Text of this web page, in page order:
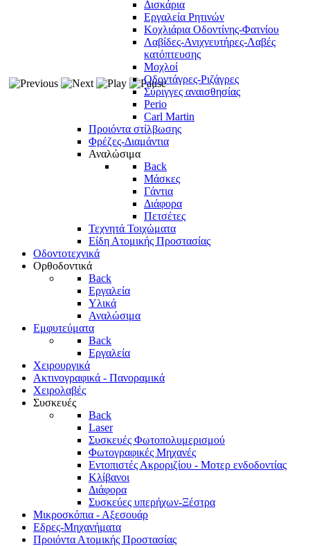
Δισκάρια
Εργαλεία Ρητινών
Κοχλιάρια Οδοντίνης-Φατνίου
Λαβίδες-Ανιχνευτήρες-Λαβές
κατόπτευσης
Μοχλοί
Οδοντάγρες-Ριζάγρες
Σύριγγες αναισθησίας
Perio
Carl Martin
Προιόντα στίλβωσης
Φρέζες-Διαμάντια
Αναλώσιμα
Back
Mάσκες
Γάντια
Διάφορα
Πετσέτες
Τεχνητά Τοιχώματα
Είδη Ατομικής Προστασίας
Οδοντοτεχνικά
Ορθοδοντικά
Back
Εργαλεία
Υλικά
Αναλώσιμα
Εμφυτεύματα
Back
Εργαλεία
Χειρουργικά
Ακτινογραφικά - Πανοραμικά
Χειρολαβές
Συσκευές
Back
Laser
Συσκευές Φωτοπολυμερισμού
Φωτογραφικές Μηχανές
Εντοπιστές Ακροριζίου - Μοτερ ενδοδοντίας
Κλίβανοι
Διάφορα
Συσκεύες υπερήχων-Ξέστρα
Μικροσκόπια - Αξεσουάρ
Εδρες-Μηχανήματα
Προιόντα Ατομικής Προστασίας